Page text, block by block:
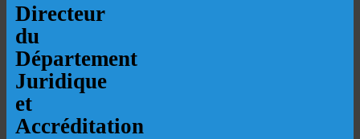
Directeur
du
Département
Juridique
et
Accréditation